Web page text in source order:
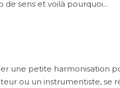
sens et voilà pourquoi...
une petite harmonisation
ou un instrumentiste, se